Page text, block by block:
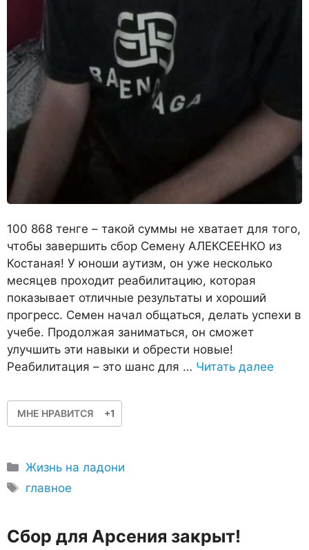
100 868 тенге – такой суммы не хватает для того,
чтобы завершить сбор Семену АЛЕКСЕЕНКО из
Костаная! У юноши аутизм, он уже несколько
месяцев проходит реабилитацию, которая
показывает отличные результаты и хороший
прогресс. Семен начал общаться, делать успехи в
учебе. Продолжая заниматься, он сможет
улучшить эти навыки и обрести новые!
Реабилитация – это шанс для … Читать далее
МНЕ НРАВИТСЯ +1
Рубрики
Жизнь на ладони
Метки
главное
Сбор для Арсения закрыт!